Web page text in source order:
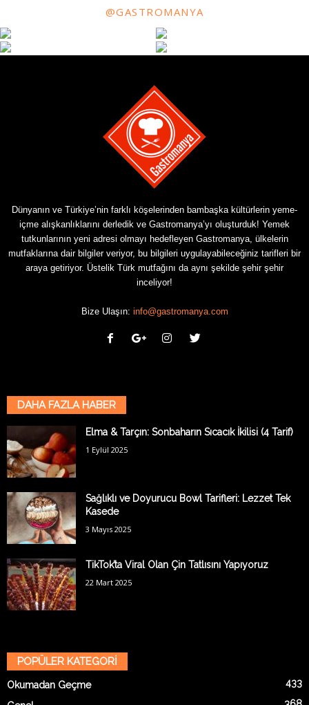
@GASTROMANYA
Dünyanın ve Türkiye’nin farklı köşelerinden bambaşka kültürlerin yeme-
içme alışkanlıklarını derledik ve Gastromanya’yı oluşturduk! Yemek
tutkunlarının yeni adresi olmayı hedefleyen Gastromanya, ülkelerin
mutfaklarına dair bilgiler veriyor, bu bilgileri uygulayabileceğiniz tarifleri bir
araya getiriyor. Üstelik Türk mutfağını da aynı şekilde şehir şehir
inceliyor!
Bize Ulaşın: info@gastromanya.com
DAHA FAZLA HABER
Elma & Tarçın: Sonbaharın Sıcacık İkilisi (4 Tarif)
1 Eylül 2025
Sağlıklı ve Doyurucu Bowl Tarifleri: Lezzet Tek
Kasede
3 Mayıs 2025
TikTok’ta Viral Olan Çin Tatlısını Yapıyoruz
22 Mart 2025
POPÜLER KATEGORİ
Okumadan Geçme 433